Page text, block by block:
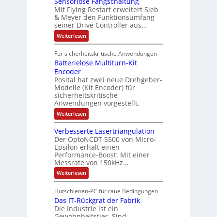
e
i
t
s
k
ä
f
t
e
d
i
e
r
g
i
m
M
a
s
c
i
n
e
n
-
u
n
d
A
n
l
a
g
e
n
N
e
t
z
t
e
l
e
ä
l
t
S
c
h
u
t
z
l
a
c
k
b
e
s
c
i
c
Mit Flying Restart erweitert Sieb
& Meyer den Funktionsumfang
seiner Drive Controller aus…
Weiterlesen:
S
n
s
l
o
s
e
F
a
n
g
s
c
h
a
l
t
u
n
g
Für sicherheitskritische Anwendungen
Batterielose Multiturn-Kit
Encoder
Posital hat zwei neue Drehgeber-
Modelle (Kit Encoder) für
sicherheitskritische
Anwendungen vorgestellt.
Weiterlesen:
B
t
t
e
r
i
e
l
o
e
M
u
l
Verbesserte Lasertriangulation
Der OptoNCDT 5500 von Micro-
Epsilon erhält einen
Performance-Boost: Mit einer
Messrate von 150kHz…
Weiterlesen:
V
r
b
e
s
Hutschienen-PC für raue Bedingungen
Das IT-Rückgrat der Fabrik
Die Industrie ist ein